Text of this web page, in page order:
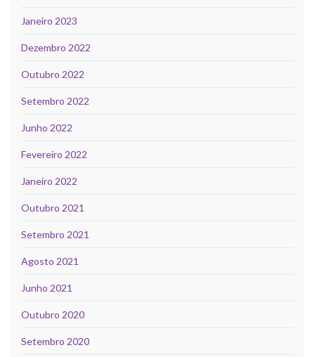
Janeiro 2023
Dezembro 2022
Outubro 2022
Setembro 2022
Junho 2022
Fevereiro 2022
Janeiro 2022
Outubro 2021
Setembro 2021
Agosto 2021
Junho 2021
Outubro 2020
Setembro 2020